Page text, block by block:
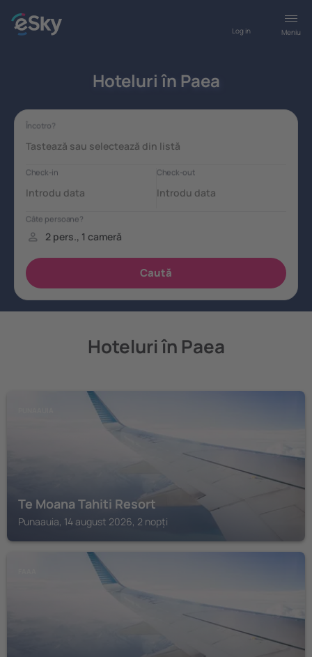
Meniu
Log in
Hoteluri în Paea
Hoteluri în Paea
Te Moana Tahiti Resort
Punaauia, 14 august 2026, 2 nopți